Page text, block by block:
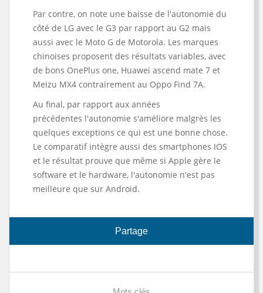
Par contre, on note une baisse de l'autonomie du
côté de LG avec le G3 par rapport au G2 mais
aussi avec le Moto G de Motorola. Les marques
chinoises proposent des résultats variables, avec
de bons OnePlus one, Huawei ascend mate 7 et
Meizu MX4 contrairement au Oppo Find 7A.
Au final, par rapport aux années
précédentes l'autonomie s'améliore malgrès les
quelques exceptions ce qui est une bonne chose.
Le comparatif intègre aussi des smartphones IOS
et le résultat prouve que même si Apple gère le
software et le hardware, l'autonomie n'est pas
meilleure que sur Android.
Partage